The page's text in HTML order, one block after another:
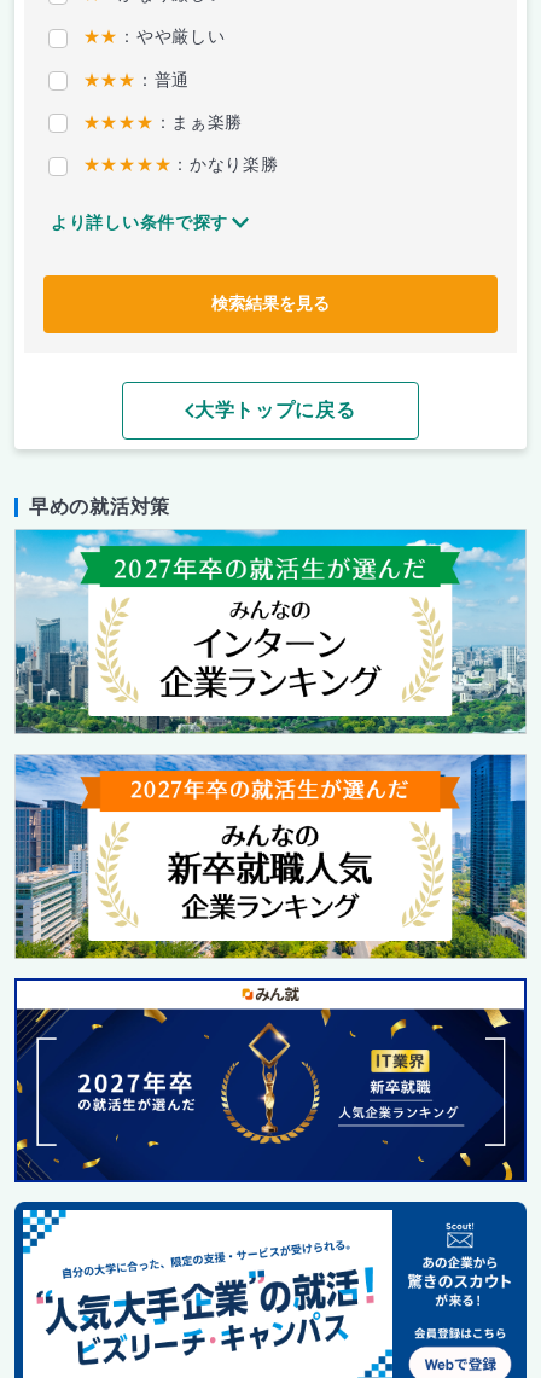
★★ ：やや厳しい
★★★ ：普通
★★★★ ：まぁ楽勝
★★★★★ ：かなり楽勝
より詳しい条件で探す
検索結果を見る
大学トップに戻る
早めの就活対策